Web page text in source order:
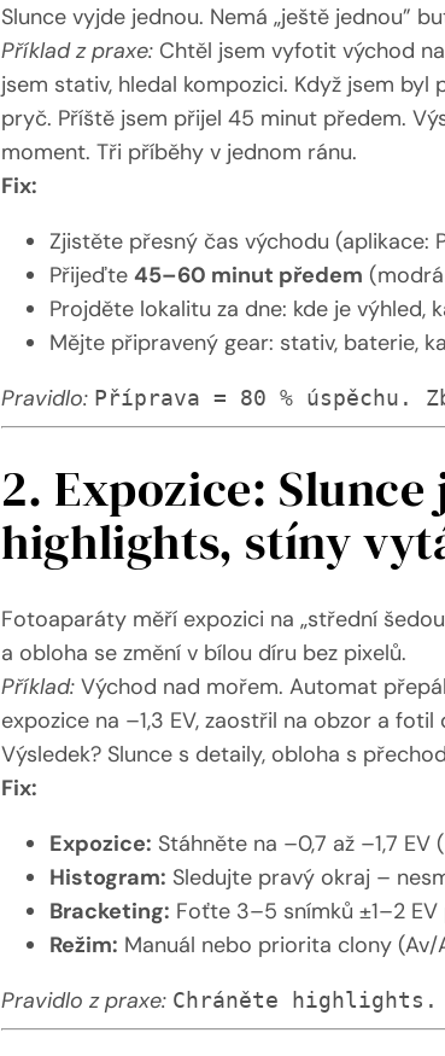
Slunce vyjde jednou. Nemá „ještě jednou”
Příklad z praxe: Chtěl jsem vyfotit východ
jsem stativ, hledal kompozici. Když jsem byl
pryč. Příště jsem přijel 45 minut předem.
moment. Tři příběhy v jednom ránu.
Fix:
Zjistěte přesný čas východu (aplikace:
Přijeďte45–60 minut předem
Projděte lokalitu za dne: kde je
Mějte připravený gear: stativ, baterie,
Pravidlo: Příprava = 80 % úspěchu.
2. Expozice:
highlights, stíny
Fotoaparáty měří expozici na „střední
a obloha se změní v bílou díru bez pixelů.
Příklad: Východ nad mořem. Automat
expozice na –1,3 EV, zaostřil na obzor a
Výsledek? Slunce s detaily, obloha s
Fix:
Expozice: Stáhněte na –0,7 až –1,7
Histogram: Sledujte pravý okraj –
Bracketing: Foťte 3–5 snímků ±1–2
Režim: Manuál nebo priorita clony (Av/
Pravidlo z praxe: Chráněte highlights.